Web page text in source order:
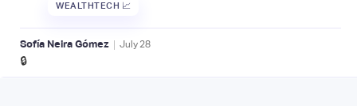
WEALTHTECH 📈
Sofía Neira Gómez | July 28
🔒